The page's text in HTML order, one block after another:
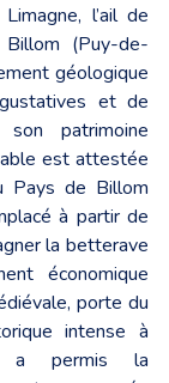
l’ail de
(Puy-de-
géologique
et de
patrimoine
est attestée
Pays de Billom
à partir de
la betterave
économique
porte du
intense à
a permis la